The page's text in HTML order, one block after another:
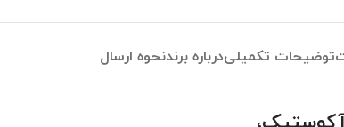
توضیحات تکمیلیدرباره برندنحوه ارسال